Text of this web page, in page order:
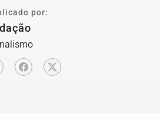
por: